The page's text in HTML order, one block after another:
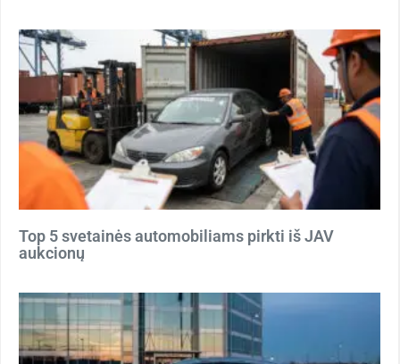
Top 5 svetainės automobiliams pirkti iš JAV
aukcionų